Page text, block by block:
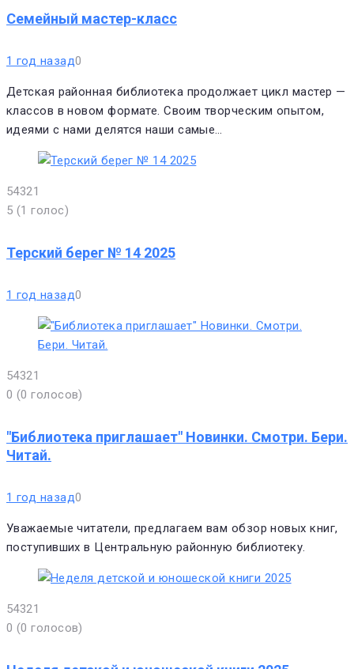
Семейный мастер-класс
1 год назад0
Детская районная библиотека продолжает цикл мастер —
классов в новом формате. Своим творческим опытом,
идеями с нами делятся наши самые…
54321
5 (1 голос)
Терский берег № 14 2025
1 год назад0
54321
0 (0 голосов)
"Библиотека приглашает" Новинки. Смотри. Бери.
Читай.
1 год назад0
Уважаемые читатели, предлагаем вам обзор новых книг,
поступивших в Центральную районную библиотеку.
54321
0 (0 голосов)